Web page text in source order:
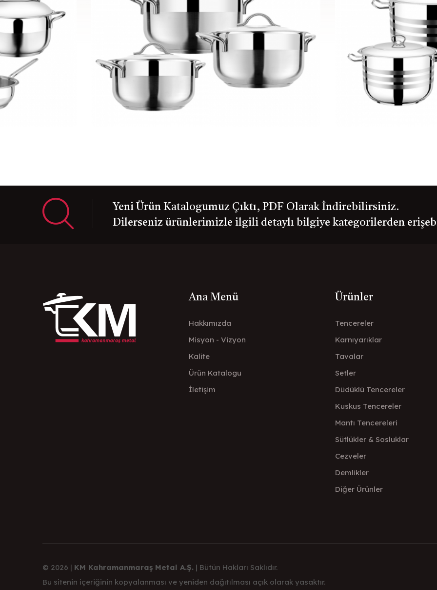
Yeni Ürün Katalogumuz Çıktı, PDF Olarak İndirebilirsiniz.
Dilerseniz ürünlerimizle ilgili detaylı bilgiye kategorilerden
Ana Menü
Hakkımızda
Misyon - Vizyon
Kalite
Ürün Katalogu
İletişim
Ürünler
Tencereler
Karnıyarıklar
Tavalar
Setler
Düdüklü Tencereler
Kuskus Tencereler
Mantı Tencereleri
Sütlükler & Sosluklar
Cezveler
Demlikler
Diğer Ürünler
© 2026 | KM Kahramanmaraş Metal A.Ş. | Bütün Hakları Saklıdır.
Bu sitenin içeriğinin kopyalanması ve yeniden dağıtılması açık olarak yasaktır.